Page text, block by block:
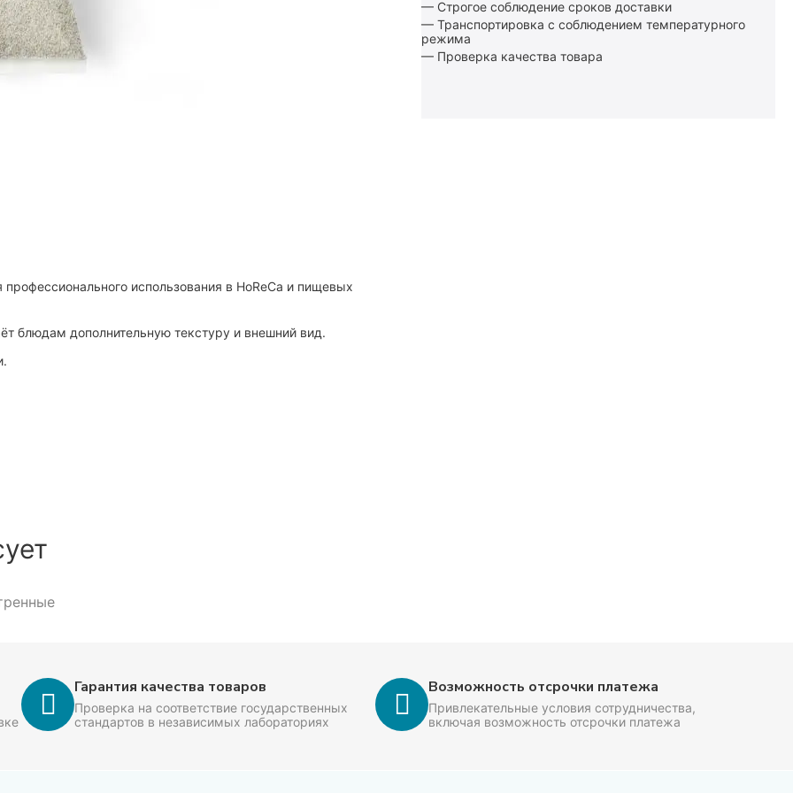
— Строгое соблюдение сроков доставки
— Транспортировка с соблюдением температурного
режима
— Проверка качества товара
использования в HoReCa и пищевых
блюдам дополнительную текстуру и внешний вид.
Гарантия качества товаров
Проверка на соответствие государственных
стандартов в независимых лабораториях
Возможность отсрочки платежа
Привлекательные условия сотрудничества,
включая возможность отсрочки платежа